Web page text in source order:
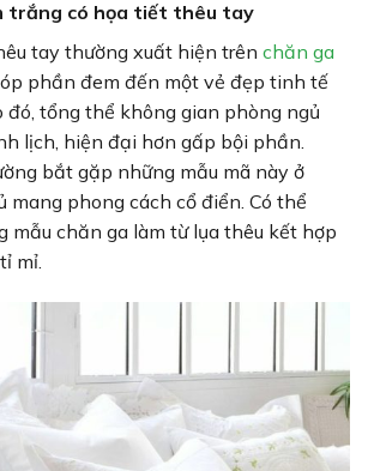
trắng có họa tiết thêu tay
tay thường xuất hiện trên chăn ga
phần đem đến một vẻ đẹp tinh tế
đó, tổng thể không gian phòng ngủ
lịch, hiện đại hơn gấp bội phần.
bắt gặp những mẫu mã này ở
mang phong cách cổ điển. Có thể
mẫu chăn ga làm từ lụa thêu kết hợp
mỉ.